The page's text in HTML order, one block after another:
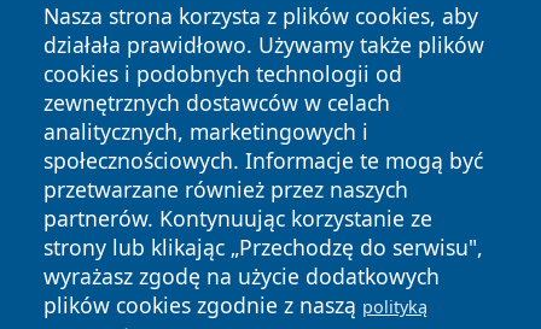
Nasza strona korzysta z plików cookies, aby
działała prawidłowo. Używamy także plików
cookies i podobnych technologii od
zewnętrznych dostawców w celach
analitycznych, marketingowych i
społecznościowych. Informacje te mogą być
przetwarzane również przez naszych
partnerów. Kontynuując korzystanie ze
strony lub klikając „Przechodzę do serwisu",
wyrażasz zgodę na użycie dodatkowych
plików cookies zgodnie z naszą polityką
Copyright © 2026 wiadomoscilublin.pl Wszystkie prawa
zastrzeżone.
News Autorzy
Polityka
Prywatności
Polityka
Cookies